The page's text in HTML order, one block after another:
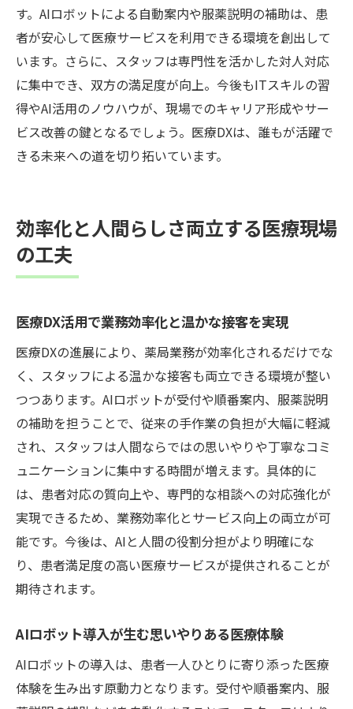
す。AIロボットによる自動案内や服薬説明の補助は、患
者が安心して医療サービスを利用できる環境を創出して
います。さらに、スタッフは専門性を活かした対人対応
に集中でき、双方の満足度が向上。今後もITスキルの習
得やAI活用のノウハウが、現場でのキャリア形成やサー
ビス改善の鍵となるでしょう。医療DXは、誰もが活躍で
きる未来への道を切り拓いています。
効率化と人間らしさ両立する医療現場
の工夫
医療DX活用で業務効率化と温かな接客を実現
医療DXの進展により、薬局業務が効率化されるだけでな
く、スタッフによる温かな接客も両立できる環境が整い
つつあります。AIロボットが受付や順番案内、服薬説明
の補助を担うことで、従来の手作業の負担が大幅に軽減
され、スタッフは人間ならではの思いやりや丁寧なコミ
ュニケーションに集中する時間が増えます。具体的に
は、患者対応の質向上や、専門的な相談への対応強化が
実現できるため、業務効率化とサービス向上の両立が可
能です。今後は、AIと人間の役割分担がより明確にな
り、患者満足度の高い医療サービスが提供されることが
期待されます。
AIロボット導入が生む思いやりある医療体験
AIロボットの導入は、患者一人ひとりに寄り添った医療
体験を生み出す原動力となります。受付や順番案内、服